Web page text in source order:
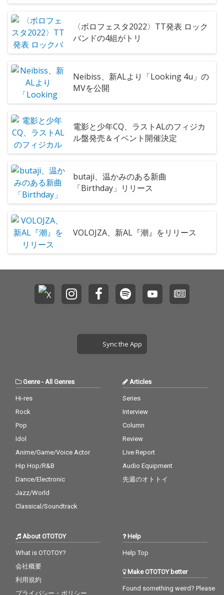
〈ボロフェスタ2022〉TT発表 ロック
バンドの4組がトリ
Neibiss、新ALより「Looking 4u」の
MVを公開
電影と少年CQ、ラストALのフィジカ
ル盤発売＆イベント開催決定
butaji、温かみのある新曲
「Birthday」リリース
VOLOJZA、新AL『潮』をリリース
Sync the App
Genre-All Genres
Hi-res
Rock
Pop
Idol
Anime/Game/Voice Actor
Hip Hop/R&B
Dance/Electronic
Jazz/World
Classical/Soundtrack
Articles
Series
Interview
Column
Review
Live Report
Audio Equipment
先週のオトトイ
About OTOTOY
What is OTOTOY?
会社概要
利用規約
プライバシー・ポリシー
Help
Help Top
Make OTOTOY better
Found something weird? Please